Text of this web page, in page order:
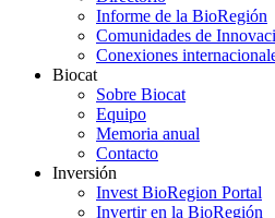
Informe de la BioRegión
Comunidades de
Conexiones
Biocat
Sobre Biocat
Equipo
Memoria anual
Contacto
Inversión
Invest BioRegion Portal
Invertir en la BioRegión